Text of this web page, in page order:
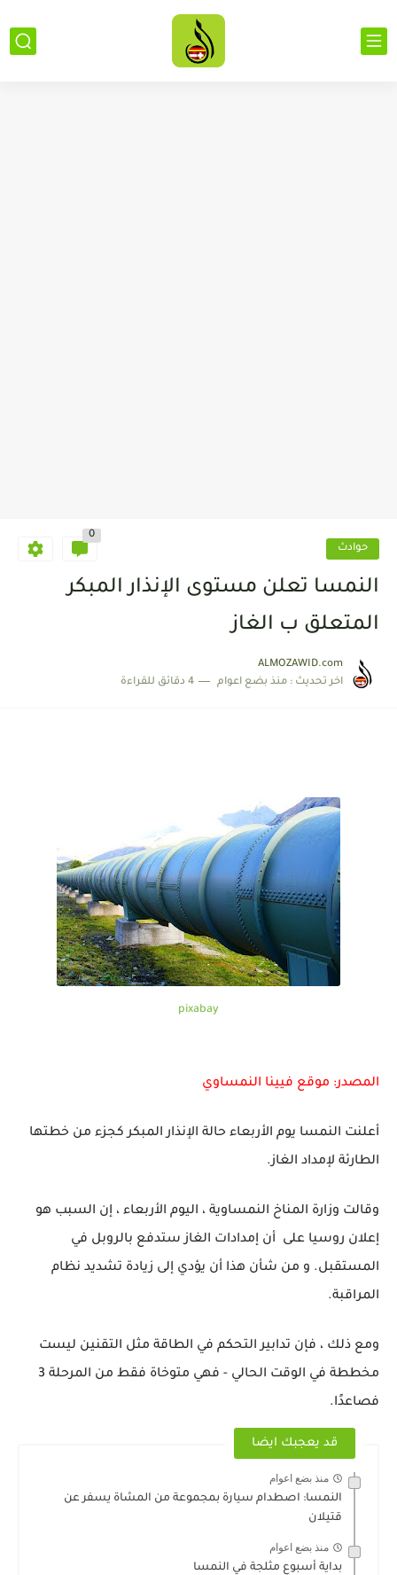
حوادث
0
النمسا تعلن مستوى الإنذار المبكر
المتعلق ب الغاز
ALMOZAWID.com
اخر تحديث : منذ بضع اعوام 4 دقائق للقراءة
pixabay
المصدر: موقع فيينا النمساوي
أعلنت النمسا يوم الأربعاء حالة الإنذار المبكر كجزء من خطتها
الطارئة لإمداد الغاز.
وقالت وزارة المناخ النمساوية ، اليوم الأربعاء ، إن السبب هو
إعلان روسيا على أن إمدادات الغاز ستدفع بالروبل في
المستقبل. و من شأن هذا أن يؤدي إلى زيادة تشديد نظام
المراقبة.
ومع ذلك ، فإن تدابير التحكم في الطاقة مثل التقنين ليست
مخططة في الوقت الحالي - فهي متوخاة فقط من المرحلة 3
فصاعدًا.
قد يعجبك ايضا
منذ بضع اعوام
النمسا: اصطدام سيارة بمجموعة من المشاة يسفر عن
قتيلان
منذ بضع اعوام
بداية أسبوع مثلجة في النمسا